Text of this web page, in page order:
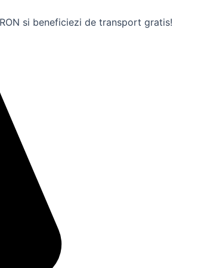
si beneficiezi de transport gratis!